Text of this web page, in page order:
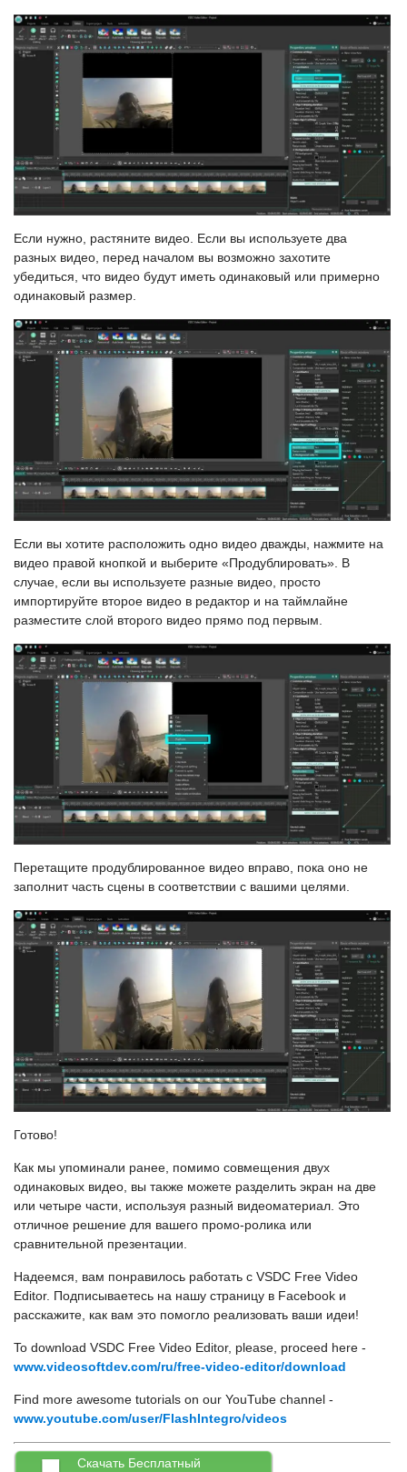
Если нужно, растяните видео. Если вы используете два
разных видео, перед началом вы возможно захотите
убедиться, что видео будут иметь одинаковый или примерно
одинаковый размер.
Если вы хотите расположить одно видео дважды, нажмите на
видео правой кнопкой и выберите «Продублировать». В
случае, если вы используете разные видео, просто
импортируйте второе видео в редактор и на таймлайне
разместите слой второго видео прямо под первым.
Перетащите продублированное видео вправо, пока оно не
заполнит часть сцены в соответствии с вашими целями.
Готово!
Как мы упоминали ранее, помимо совмещения двух
одинаковых видео, вы также можете разделить экран на две
или четыре части, используя разный видеоматериал. Это
отличное решение для вашего промо-ролика или
сравнительной презентации.
Надеемся, вам понравилось работать с VSDC Free Video
Editor. Подписываетесь на нашу страницу в Facebook и
расскажите, как вам это помогло реализовать ваши идеи!
To download VSDC Free Video Editor, please, proceed here -
www.videosoftdev.com/ru/free-video-editor/download
Find more awesome tutorials on our YouTube channel -
www.youtube.com/user/FlashIntegro/videos
Скачать Бесплатный